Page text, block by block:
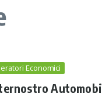
Economici